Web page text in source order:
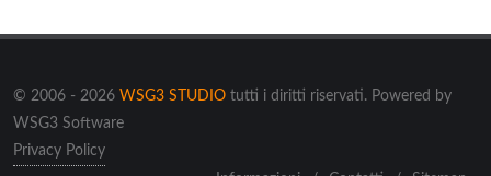
© 2006 - 2026 WSG3 STUDIO tutti i diritti riservati. Powered by
WSG3 Software
Privacy Policy